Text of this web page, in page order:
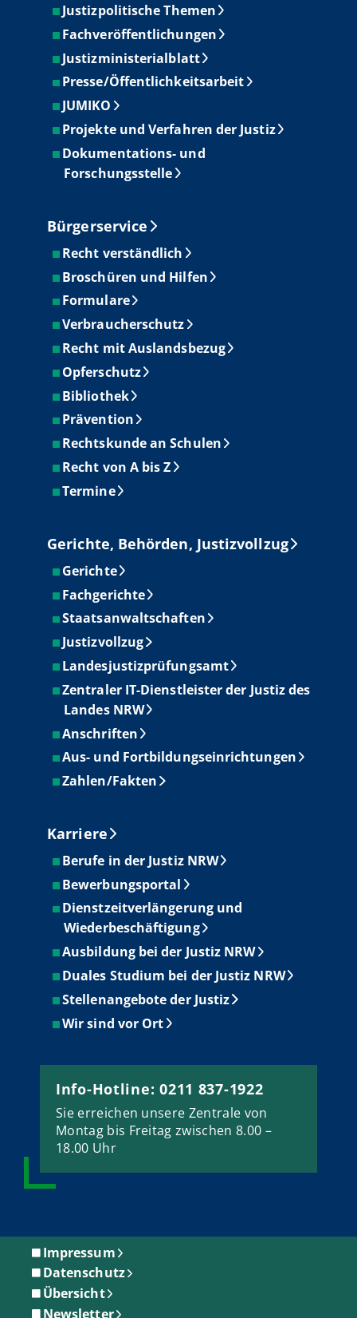
Justizpolitische Themen
Fachveröffentlichungen
Justizministerialblatt
Presse/Öffentlichkeitsarbeit
JUMIKO
Projekte und Verfahren der Justiz
Dokumentations- und
Forschungsstelle
Bürgerservice
Recht verständlich
Broschüren und Hilfen
Formulare
Verbraucherschutz
Recht mit Auslandsbezug
Opferschutz
Bibliothek
Prävention
Rechtskunde an Schulen
Recht von A bis Z
Termine
Gerichte, Behörden, Justizvollzug
Gerichte
Fachgerichte
Staatsanwaltschaften
Justizvollzug
Landesjustizprüfungsamt
Zentraler IT-Dienstleister der Justiz des
Landes NRW
Anschriften
Aus- und Fortbildungseinrichtungen
Zahlen/Fakten
Karriere
Berufe in der Justiz NRW
Bewerbungsportal
Dienstzeitverlängerung und
Wiederbeschäftigung
Ausbildung bei der Justiz NRW
Duales Studium bei der Justiz NRW
Stellenangebote der Justiz
Wir sind vor Ort
Info-Hotline: 0211 837-1922
Sie erreichen unsere Zentrale von
Montag bis Freitag zwischen 8.00 –
18.00 Uhr
Impressum
Datenschutz
Übersicht
Newsletter